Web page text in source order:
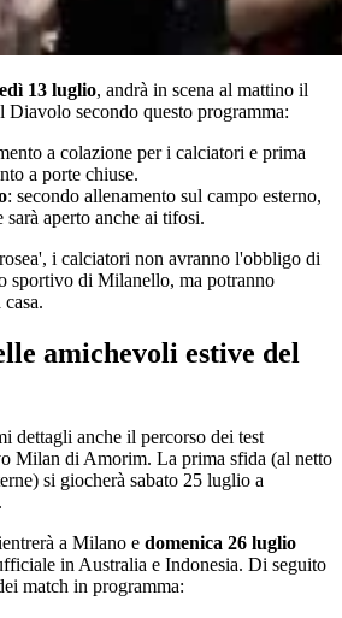
13 luglio, andrà in scena al mattino il
Diavolo secondo questo programma:
a colazione per i calciatori e prima
a porte chiuse.
: secondo allenamento sul campo esterno,
sarà aperto anche ai tifosi.
i calciatori non avranno l'obbligo di
sportivo di Milanello, ma potranno
amichevoli estive del
dettagli anche il percorso dei test
Milan di Amorim. La prima sfida (al netto
si giocherà sabato 25 luglio a
a Milano e domenica 26 luglio
in Australia e Indonesia. Di seguito
match in programma: